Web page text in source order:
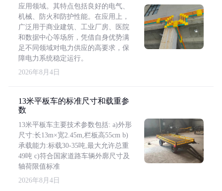
应用领域。其特点包括良好的电气、
机械、防火和防护性能。在应用上，
广泛用于商业建筑、工业厂房、医院
和数据中心等场所，凭借自身优势满
足不同领域对电力供应的高要求，保
障电力系统稳定运行。
2026年8月4日
13米平板车的标准尺寸和载重参
数
13米平板车主要技术参数包括: a)外形
尺寸:长13m×宽2.45m,栏板高55cm b)
承载能力:标载30-35吨,最大允许总重
49吨 c)符合国家道路车辆外廓尺寸及
轴荷限值标准
2026年8月4日